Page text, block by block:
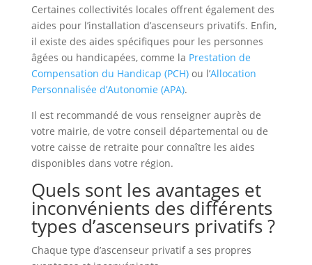
Certaines collectivités locales offrent également des
aides pour l’installation d’ascenseurs privatifs. Enfin,
il existe des aides spécifiques pour les personnes
âgées ou handicapées, comme la Prestation de
Compensation du Handicap (PCH)ou l’Allocation
Personnalisée d’Autonomie (APA).
Il est recommandé de vous renseigner auprès de
votre mairie, de votre conseil départemental ou de
votre caisse de retraite pour connaître les aides
disponibles dans votre région.
Quels sont les avantages et
inconvénients des différents
types d’ascenseurs privatifs ?
Chaque type d’ascenseur privatif a ses propres